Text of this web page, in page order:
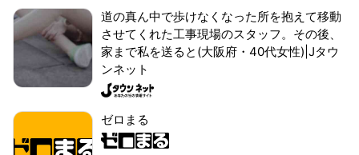
道の真ん中で歩けなくなった所を抱えて移動
させてくれた工事現場のスタッフ。その後、
家まで私を送ると(大阪府・40代女性)|Jタウ
ンネット
ゼロまる